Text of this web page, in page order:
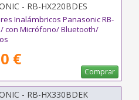
- RB-HX220BDES
Inalámbricos Panasonic RB-
con Micrófono/ Bluetooth/
€
Comprar
- RB-HX330BDEK